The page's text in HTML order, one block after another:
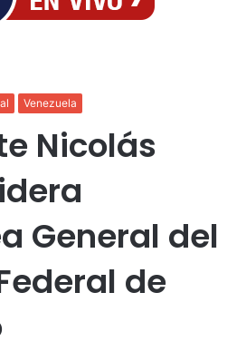
Venezuela
Nicolás
General del
de